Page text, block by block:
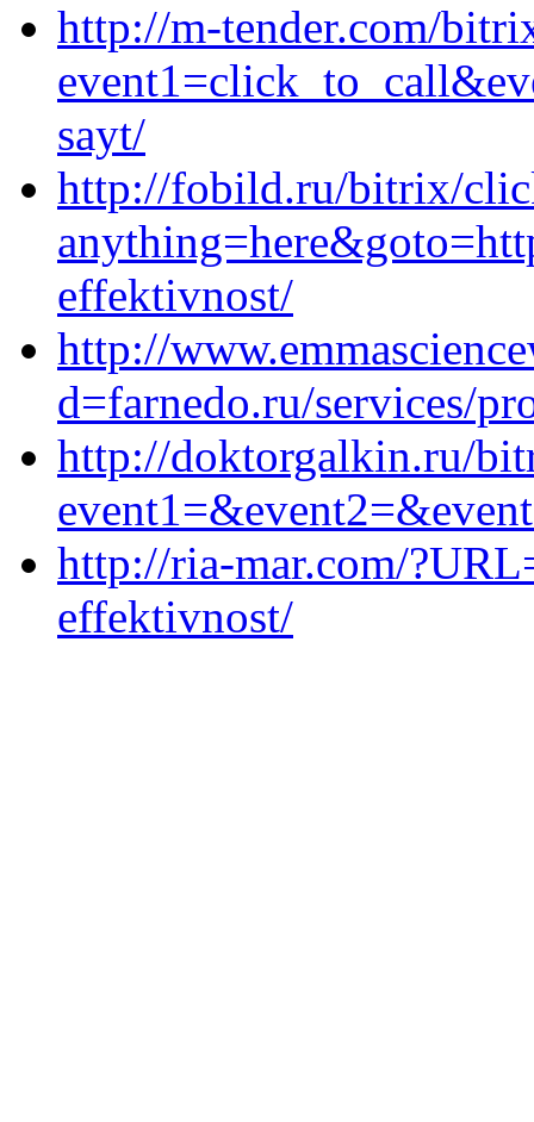
http://m-tender.com/
sayt/
http://fobild.ru/bitrix/
effektivnost/
http://
d=farnedo.ru/services/
http://doktorgalkin.ru/
http://ria-mar.com/
effektivnost/